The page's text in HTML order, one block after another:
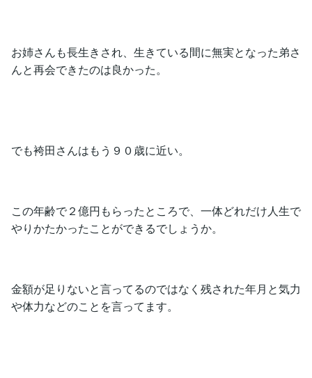
お姉さんも長生きされ、生きている間に無実となった弟さ
んと再会できたのは良かった。
でも袴田さんはもう９０歳に近い。
この年齢で２億円もらったところで、一体どれだけ人生で
やりかたかったことができるでしょうか。
金額が足りないと言ってるのではなく残された年月と気力
や体力などのことを言ってます。